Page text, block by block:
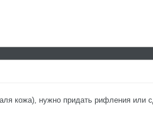
кожа), нужно придать рифления или